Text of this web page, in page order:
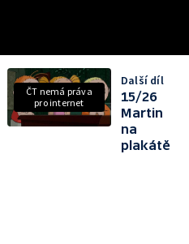
ČT nemá práva
pro internet
Další díl
15/26
Martin
na
plakátě